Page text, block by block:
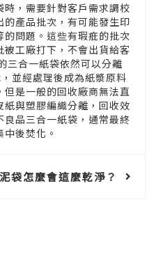
，需要針對客戶需求調校
產品批次，有可能發生印
問題。這些有瑕疪的批次
工廠打下，不會出貨給客
三合一紙袋依然可以分離
並經處理後成為紙漿原料
是一般的回收廠商無法直
與塑膠編織分離，回收效
品三合一紙袋，通常最終
後焚化。
袋怎麼會這麼乾淨？